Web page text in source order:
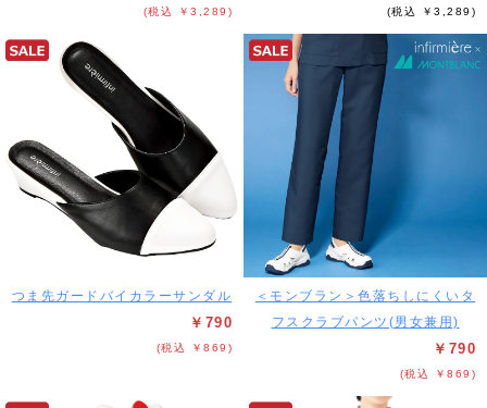
(税込 ￥3,289) (税込 ￥3,289)
つま先ガードバイカラーサンダル
￥790
(税込 ￥869)
＜モンブラン＞色落ちしにくいタ
フスクラブパンツ(男女兼用)
￥790
(税込 ￥869)